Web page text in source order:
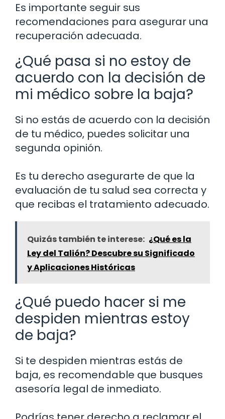
Es importante seguir sus
recomendaciones para asegurar una
recuperación adecuada.
¿Qué pasa si no estoy de
acuerdo con la decisión de
mi médico sobre la baja?
Si no estás de acuerdo con la decisión
de tu médico, puedes solicitar una
segunda opinión.
Es tu derecho asegurarte de que la
evaluación de tu salud sea correcta y
que recibas el tratamiento adecuado.
Quizás también te interese: ¿Qué es la
Ley del Talión? Descubre su Significado
y Aplicaciones Históricas
¿Qué puedo hacer si me
despiden mientras estoy
de baja?
Si te despiden mientras estás de
baja, es recomendable que busques
asesoría legal de inmediato.